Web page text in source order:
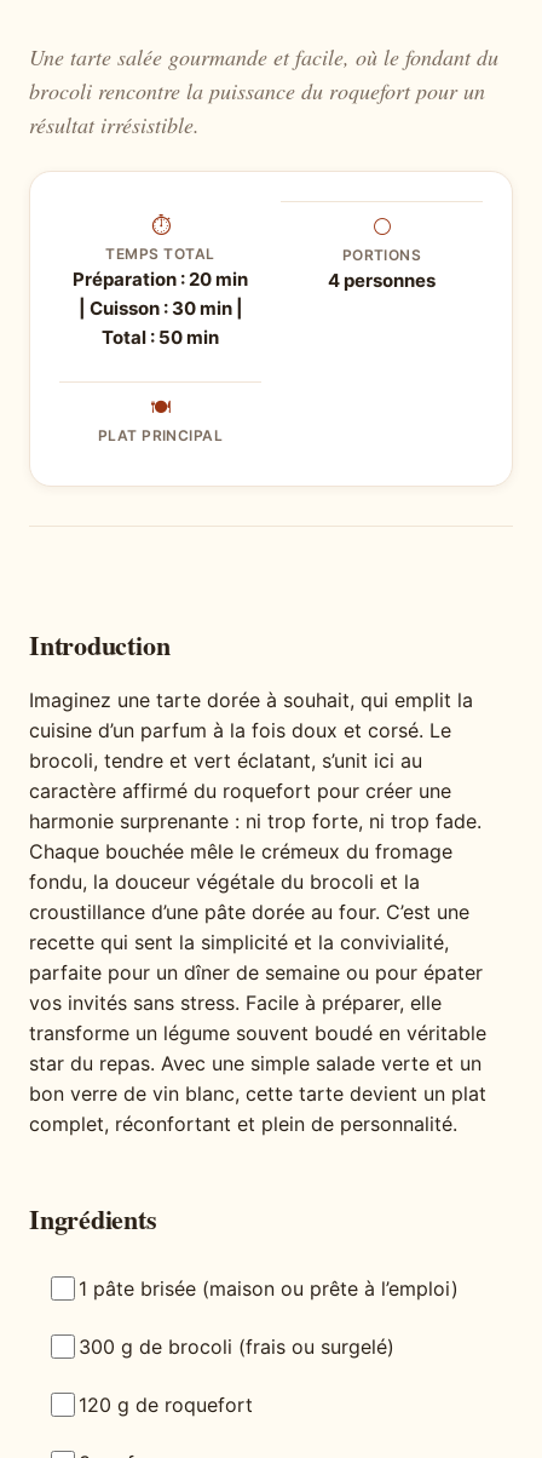
Une tarte salée gourmande et facile, où le fondant du
brocoli rencontre la puissance du roquefort pour un
résultat irrésistible.
⏱
TEMPS TOTAL
Préparation : 20 min
| Cuisson : 30 min |
Total : 50 min
⚪
PORTIONS
4 personnes
🍽
PLAT PRINCIPAL
Introduction
Imaginez une tarte dorée à souhait, qui emplit la
cuisine d’un parfum à la fois doux et corsé. Le
brocoli, tendre et vert éclatant, s’unit ici au
caractère affirmé du roquefort pour créer une
harmonie surprenante : ni trop forte, ni trop fade.
Chaque bouchée mêle le crémeux du fromage
fondu, la douceur végétale du brocoli et la
croustillance d’une pâte dorée au four. C’est une
recette qui sent la simplicité et la convivialité,
parfaite pour un dîner de semaine ou pour épater
vos invités sans stress. Facile à préparer, elle
transforme un légume souvent boudé en véritable
star du repas. Avec une simple salade verte et un
bon verre de vin blanc, cette tarte devient un plat
complet, réconfortant et plein de personnalité.
Ingrédients
1 pâte brisée (maison ou prête à l’emploi)
300 g de brocoli (frais ou surgelé)
120 g de roquefort